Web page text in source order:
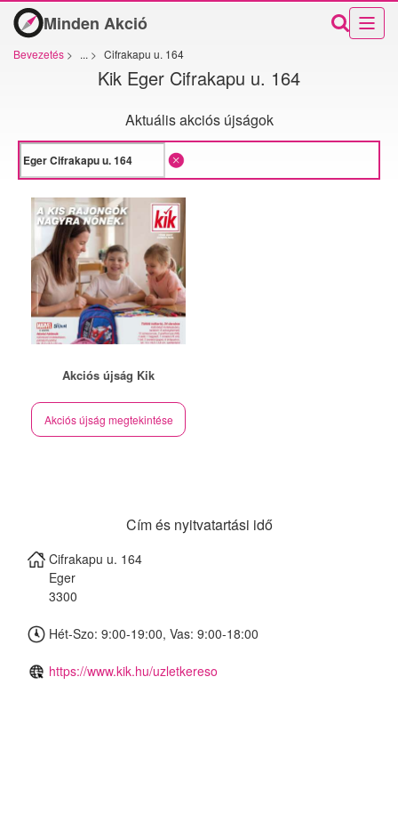
Minden Akció
Bevezetés > ... > Cifrakapu u. 164
Kik Eger Cifrakapu u. 164
Aktuális akciós újságok
Akciós újság Kik
Akciós újság megtekintése
Cím és nyitvatartási idő
Cifrakapu u. 164
Eger
3300
Hét-Szo: 9:00-19:00, Vas: 9:00-18:00
https://www.kik.hu/uzletkereso